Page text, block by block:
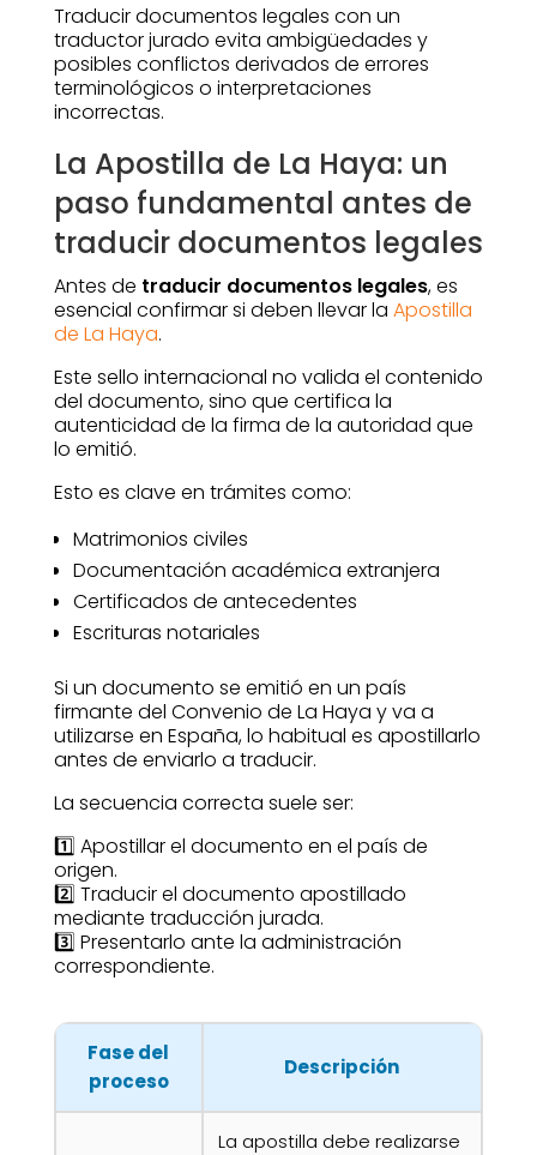
Traducir documentos legales con un
traductor jurado evita ambigüedades y
posibles conflictos derivados de errores
terminológicos o interpretaciones
incorrectas.
La Apostilla de La Haya: un
paso fundamental antes de
traducir documentos legales
Antes de traducir documentos legales, es
esencial confirmar si deben llevar la Apostilla
de La Haya.
Este sello internacional no valida el contenido
del documento, sino que certifica la
autenticidad de la firma de la autoridad que
lo emitió.
Esto es clave en trámites como:
Matrimonios civiles
Documentación académica extranjera
Certificados de antecedentes
Escrituras notariales
Si un documento se emitió en un país
firmante del Convenio de La Haya y va a
utilizarse en España, lo habitual es apostillarlo
antes de enviarlo a traducir.
La secuencia correcta suele ser:
1️⃣ Apostillar el documento en el país de
origen.
2️⃣ Traducir el documento apostillado
mediante traducción jurada.
3️⃣ Presentarlo ante la administración
correspondiente.
Fase del
proceso
Descripción
La apostilla debe realizarse